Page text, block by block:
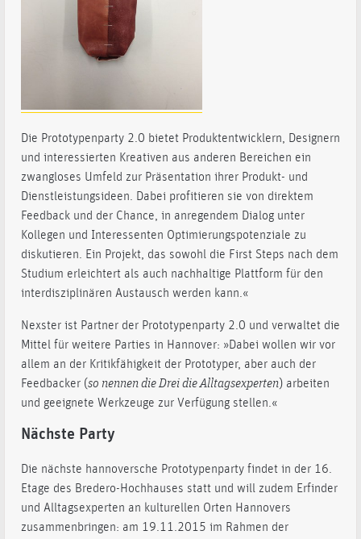
Die Prototypenparty 2.0 bietet Produktentwicklern, Designern
und interessierten Kreativen aus anderen Bereichen ein
zwangloses Umfeld zur Präsentation ihrer Produkt- und
Dienstleistungsideen. Dabei profitieren sie von direktem
Feedback und der Chance, in anregendem Dialog unter
Kollegen und Interessenten Optimierungspotenziale zu
diskutieren. Ein Projekt, das sowohl die First Steps nach dem
Studium erleichtert als auch nachhaltige Plattform für den
interdisziplinären Austausch werden kann.«
Nexster ist Partner der Prototypenparty 2.0 und verwaltet die
Mittel für weitere Parties in Hannover: »Dabei wollen wir vor
allem an der Kritikfähigkeit der Prototyper, aber auch der
Feedbacker (so nennen die Drei die Alltagsexperten) arbeiten
und geeignete Werkzeuge zur Verfügung stellen.«
Nächste Party
Die nächste hannoversche Prototypenparty findet in der 16.
Etage des Bredero-Hochhauses statt und will zudem Erfinder
und Alltagsexperten an kulturellen Orten Hannovers
zusammenbringen: am 19.11.2015 im Rahmen der